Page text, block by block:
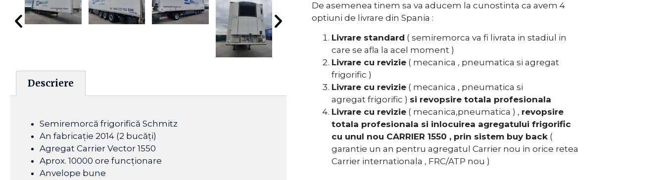
Descriere
Semiremorcă frigorifică Schmitz
An fabricație 2014 (2 bucăți)
Agregat Carrier Vector 1550
Aprox. 10000 ore funcționare
Anvelope bune
De asemenea tinem sa va aducem la cunostinta ca avem 4
optiuni de livrare din Spania :
Livrare standard ( semiremorca va fi livrata in stadiul in
care se afla la acel moment )
Livrare cu revizie ( mecanica , pneumatica si agregat
frigorific )
Livrare cu revizie ( mecanica , pneumatica si
agregat frigorific ) si revopsire totala profesionala
Livrare cu revizie ( mecanica,pneumatica ) , revopsire
totala profesionala si inlocuirea agregatului frigorific
cu unul nou CARRIER 1550 , prin sistem buy back (
garantie un an pentru agregatul Carrier nou in orice retea
Carrier internationala , FRC/ATP nou )